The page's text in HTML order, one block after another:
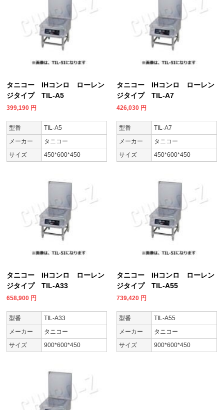
タニコー IHコンロ ローレン
ジタイプ TIL-A5
399,190 円
型番
TIL-A5
メーカー
タニコー
サイズ
450*600*450
タニコー IHコンロ ローレン
ジタイプ TIL-A7
426,030 円
型番
TIL-A7
メーカー
タニコー
サイズ
450*600*450
タニコー IHコンロ ローレン
ジタイプ TIL-A33
658,900 円
型番
TIL-A33
メーカー
タニコー
サイズ
900*600*450
タニコー IHコンロ ローレン
ジタイプ TIL-A55
739,420 円
型番
TIL-A55
メーカー
タニコー
サイズ
900*600*450